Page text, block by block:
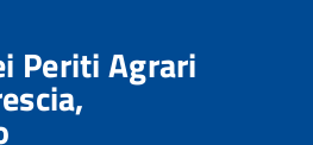
Periti Agrari